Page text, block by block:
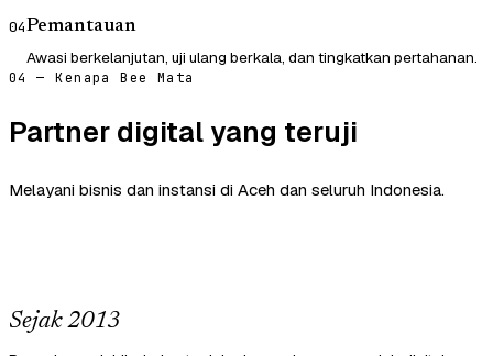
04Pemantauan
Awasi berkelanjutan, uji ulang berkala, dan tingkatkan pertahanan.
04 — Kenapa Bee Mata
Partner digital yang teruji
Melayani bisnis dan instansi di Aceh dan seluruh Indonesia.
Sejak 2013